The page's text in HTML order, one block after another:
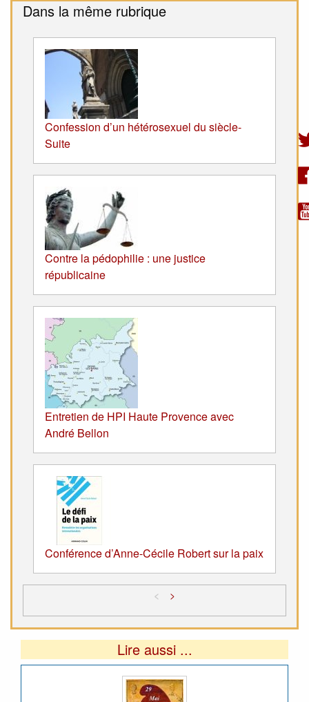
Dans la même rubrique
Confession d’un hétérosexuel du siècle-
Suite
Contre la pédophilie : une justice
républicaine
Entretien de HPI Haute Provence avec
André Bellon
Conférence d’Anne-Cécile Robert sur la paix
< >
Lire aussi ...